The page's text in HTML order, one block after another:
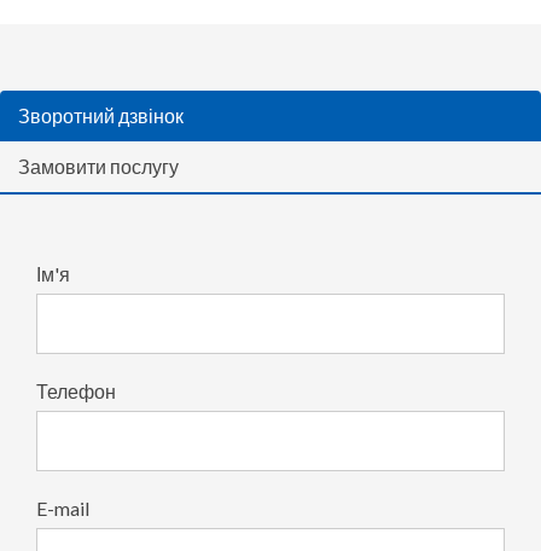
Зворотний дзвінок
Замовити послугу
Ім'я
Телефон
E-mail